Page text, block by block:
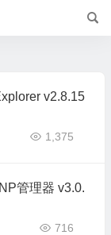
v2.8.15
1,375
管理器 v3.0.
716